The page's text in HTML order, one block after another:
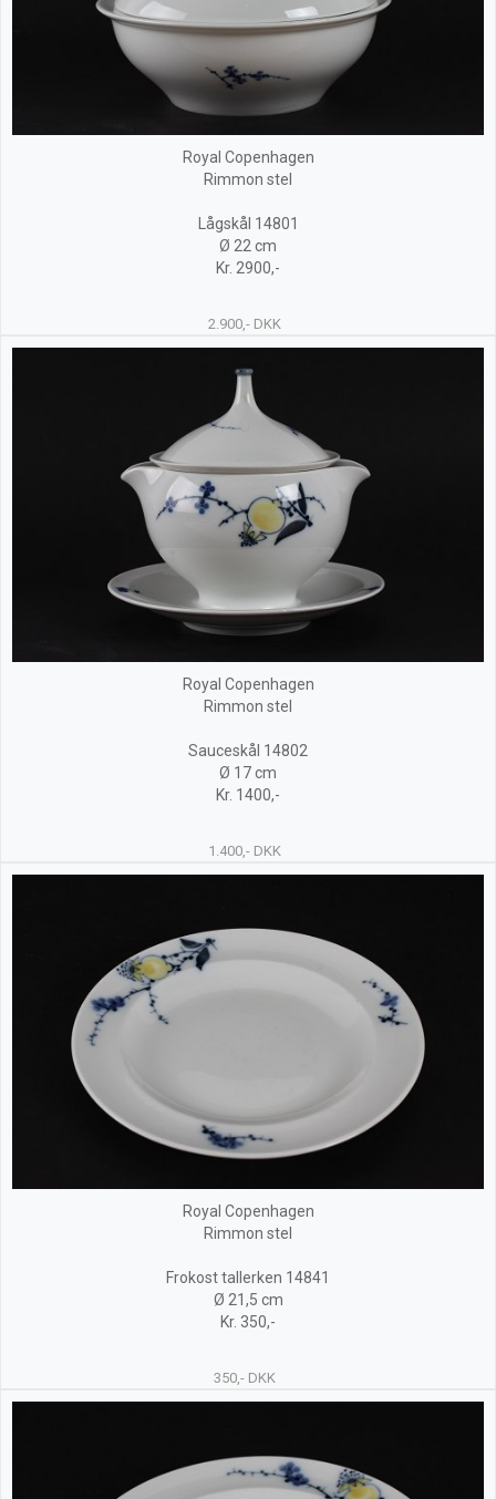
Royal Copenhagen
Rimmon stel
Lågskål 14801
Ø 22 cm
Kr. 2900,-
2.900,- DKK
Royal Copenhagen
Rimmon stel
Sauceskål 14802
Ø 17 cm
Kr. 1400,-
1.400,- DKK
Royal Copenhagen
Rimmon stel
Frokost tallerken 14841
Ø 21,5 cm
Kr. 350,-
350,- DKK